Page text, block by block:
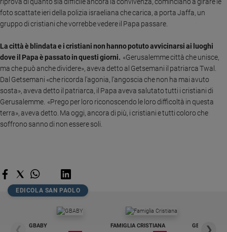
2026
Cinema,
streaming
Libri
Musica
Arte
Genitori
figli
Scuola
foto scattate ieri della polizia israeliana che carica, a porta Jaffa, un
gruppo di cristiani che vorrebbe vedere il Papa passare.
La città è blindata e i cristiani non hanno potuto avvicinarsi ai luoghi
dove il Papa è passato in questi giorni. «Gerusalemme città che unisce,
ma che può anche dividere», aveva detto al Getsemani il patriarca Twal.
Dal Getsemani «che ricorda l’agonia, l’angoscia che non ha mai avuto
sosta», aveva detto il patriarca, il Papa aveva salutato tutti i cristiani di
Gerusalemme. «Prego per loro riconoscendo le loro difficoltà in questa
terra», aveva detto. Ma oggi, ancora di più, i cristiani e tutti coloro che
soffrono sanno di non essere soli.
EDICOLA SAN PAOLO
❮
GBABY
FAMIGLIA CRISTIANA
GBABY
❯